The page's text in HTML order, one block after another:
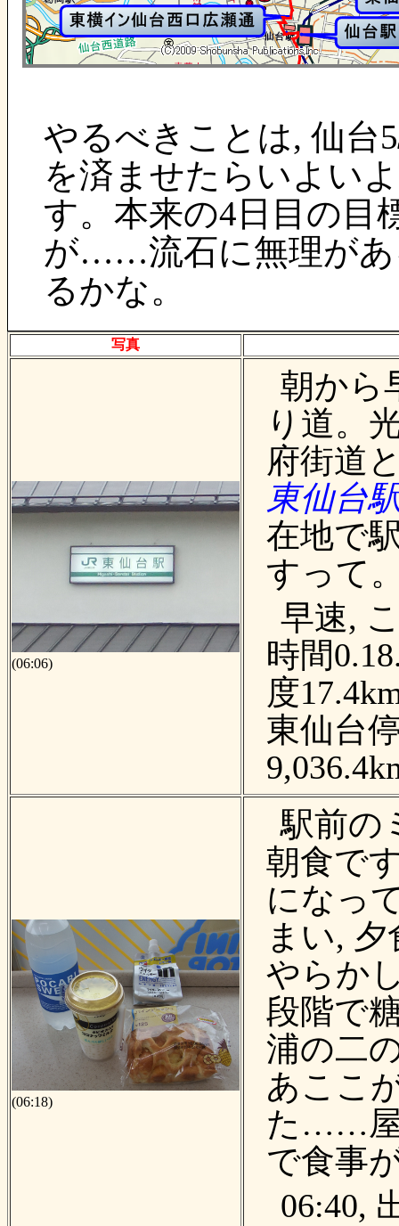
やるべきことは, 仙台
を済ませたらいよい
す。本来の4日目の目
が……流石に無理があ
るかな。
写真
(06:06)
朝から
り道。
府街道
東仙台
在地で
すって
早速,
時間
度
東仙台
(06:18)
駅前の
朝食で
になっ
まい,
やらか
段階で
浦の二
あここ
た……屋
で食事
06:40,